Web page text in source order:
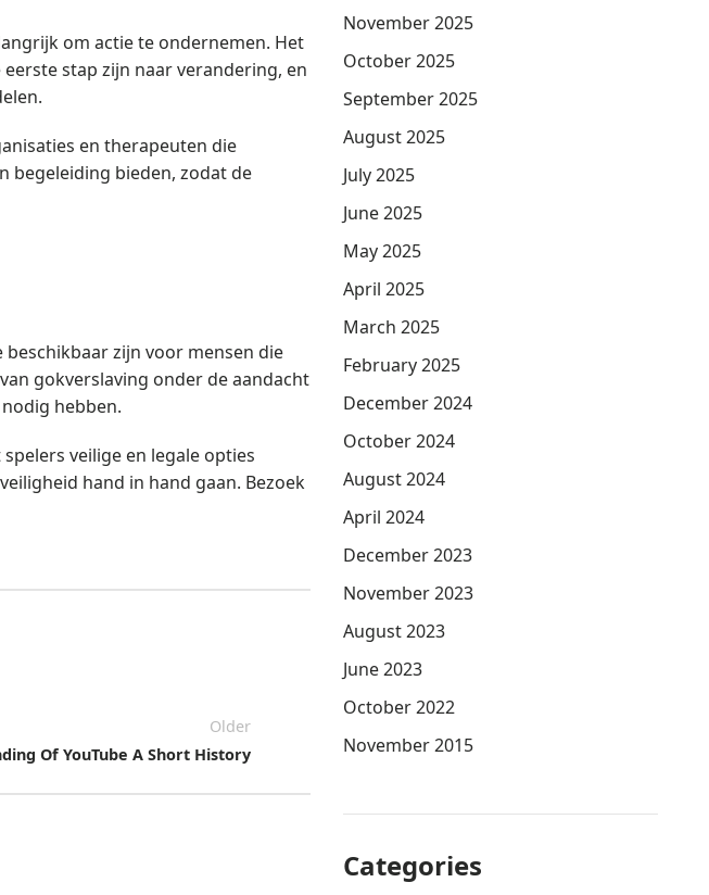
om actie te ondernemen. Het
stap zijn naar verandering, en
en therapeuten die
begeleiding bieden, zodat de
zijn voor mensen die
gokverslaving onder de aandacht
hebben.
veilige en legale opties
hand in hand gaan. Bezoek
Older
Of YouTube A Short History
November 2025
October 2025
September 2025
August 2025
July 2025
June 2025
May 2025
April 2025
March 2025
February 2025
December 2024
October 2024
August 2024
April 2024
December 2023
November 2023
August 2023
June 2023
October 2022
November 2015
Categories